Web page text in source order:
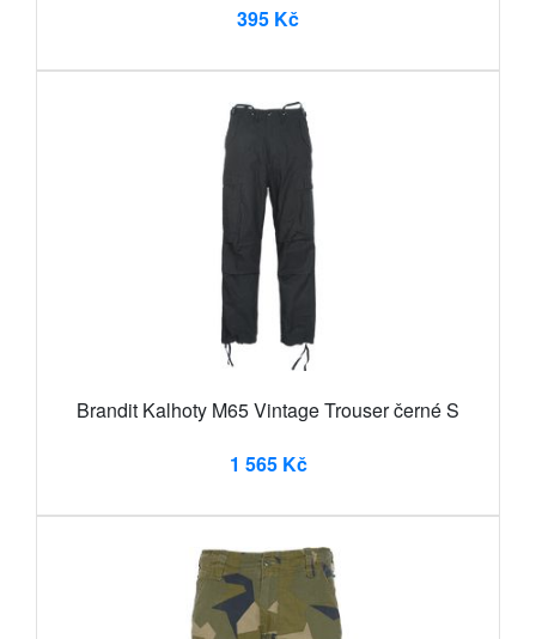
395 Kč
Brandit Kalhoty M65 Vintage Trouser černé S
1 565 Kč